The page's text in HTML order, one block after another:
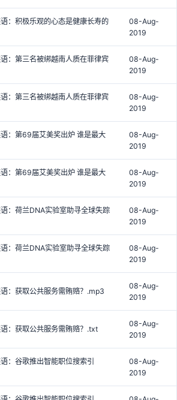
：积极乐观的心态是健康长寿的
08-Aug-
2019
：第三名被绑越南人质在菲律宾
08-Aug-
2019
：第三名被绑越南人质在菲律宾
08-Aug-
2019
：第69届艾美奖出炉 谁是最大
08-Aug-
2019
：第69届艾美奖出炉 谁是最大
08-Aug-
2019
：荷兰DNA实验室助寻全球失踪
08-Aug-
2019
：荷兰DNA实验室助寻全球失踪
08-Aug-
2019
：获取公共服务需贿赂？.mp3
08-Aug-
2019
：获取公共服务需贿赂？.txt
08-Aug-
2019
：谷歌推出智能职位搜索引
08-Aug-
2019